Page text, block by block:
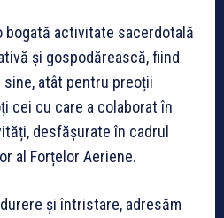
bogată activitate sacerdotală
și gospodărească, fiind
atât pentru preoții
cei cu care a colaborat în
desfășurate în cadrul
al Forțelor Aeriene.
și întristare, adresăm